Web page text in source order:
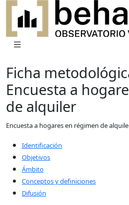
Ficha
Encuesta a
de alquiler
Encuesta a hogares en régimen de
Identificación
Objetivos
Ámbito
Conceptos y definiciones
Difusión